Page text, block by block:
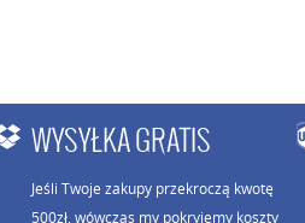
WYSYŁKA GRATIS
Jeśli Twoje zakupy przekroczą kwotę
500zł, wówczas my pokryjemy koszty